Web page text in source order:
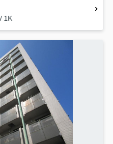
1K